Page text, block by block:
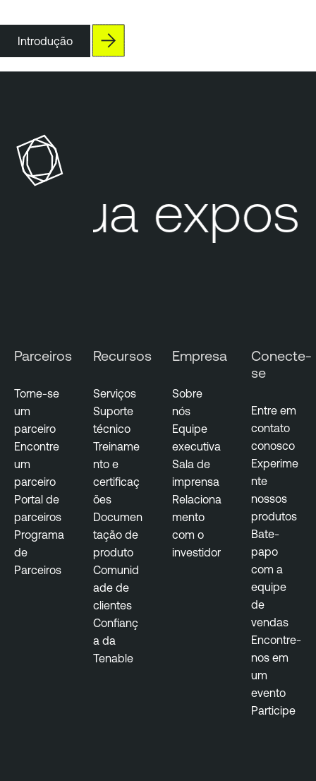
Introdução
Sua
Parceiros
Torne-se
um
parceiro
Encontre
um
parceiro
Portal de
parceiros
Programa
de
Parceiros
Recursos
Serviços
Suporte
técnico
Treiname
nto e
certificaç
ões
Documen
tação de
produto
Comunid
ade de
clientes
Confianç
a da
Tenable
Empresa
Sobre
nós
Equipe
executiva
Sala de
imprensa
Relaciona
mento
com o
investidor
Conecte-
se
Entre em
contato
conosco
Experime
nte
nossos
produtos
Bate-
papo
com a
equipe
de
vendas
Encontre-
nos em
um
evento
Participe